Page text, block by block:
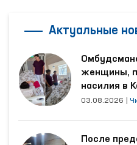
Актуальные
женщины,
насилия в
области
03.08.2026
После